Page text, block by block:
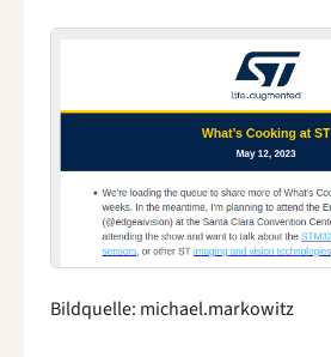
Bildquelle: michael.markowitz